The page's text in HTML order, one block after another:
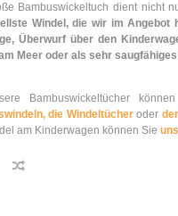
Bambuswickeltuch dient nicht
Windel, die wir im Angebot
Überwurf über den
Meer oder als sehr
Bambuswickeltücher
die Windeltücheroder
am Kinderwagen können Sie